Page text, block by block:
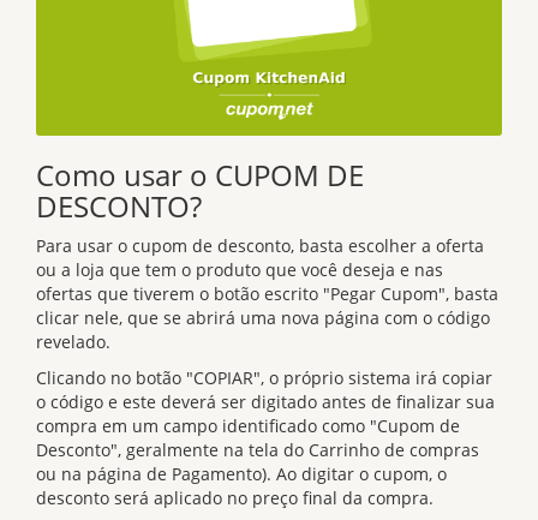
Como usar o CUPOM DE
DESCONTO?
Para usar o cupom de desconto, basta escolher a oferta
ou a loja que tem o produto que você deseja e nas
ofertas que tiverem o botão escrito "Pegar Cupom", basta
clicar nele, que se abrirá uma nova página com o código
revelado.
Clicando no botão "COPIAR", o próprio sistema irá copiar
o código e este deverá ser digitado antes de finalizar sua
compra em um campo identificado como "Cupom de
Desconto", geralmente na tela do Carrinho de compras
ou na página de Pagamento). Ao digitar o cupom, o
desconto será aplicado no preço final da compra.